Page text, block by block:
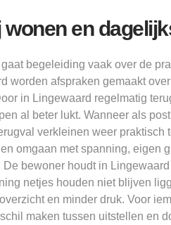
en
begeleiding vaak over de
worden afspraken gemaakt
in Lingewaard regelmatig
al beter lukt. Wanneer als
verkleinen weer praktisch
omgaan met spanning, eigen
bewoner houdt in
netjes houden niet blijven
en minder druk. Voor
maken tussen uitstellen en